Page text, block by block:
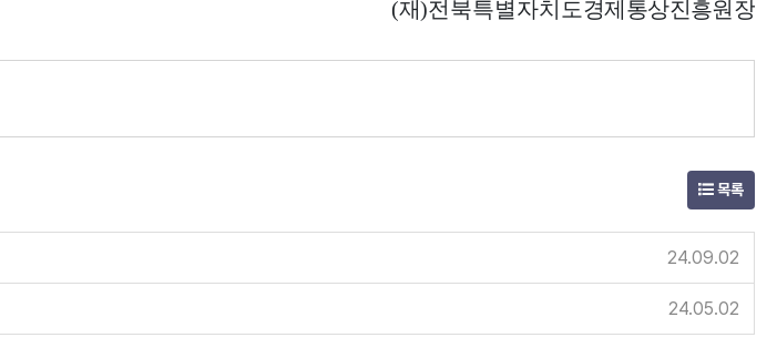
(재)전북특별자치도경제통상진흥원장
목록
24.09.02
24.05.02